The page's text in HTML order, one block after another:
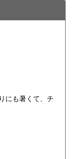
にも暑くて、チ